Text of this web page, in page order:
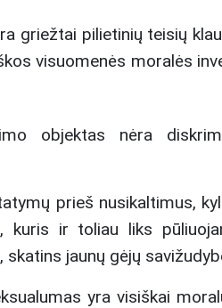
griežtai pilietinių teisių
visuomenės moralės
objektas nėra
prieš nusikaltimus,
kuris ir toliau liks
jaunų gėjų
yra visiškai